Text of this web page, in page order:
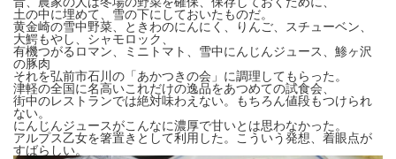
土の中に埋めて、雪の下にしておいたものだ。
黄金崎の雪中野菜、ときわのにんにく、りんご、スチューベン、
大鰐もやし、シャモロック、
有機つがるロマン、ミニトマト、雪中にんじんジュース、鯵ヶ沢
の豚肉
それを弘前市石川の「あかつきの会」に調理してもらった。
津軽の全国に名高いこれだけの逸品をあつめての試食会、
街中のレストランでは絶対味わえない。もちろん値段もつけられ
ない。
にんじんジュースがこんなに濃厚で甘いとは思わなかった。
アルプス乙女を箸置きとして利用した。こういう発想、着眼点が
すばらしい。